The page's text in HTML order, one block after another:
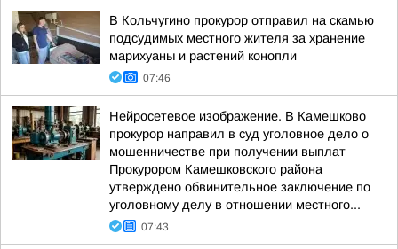
В Кольчугино прокурор отправил на скамью
подсудимых местного жителя за хранение
марихуаны и растений конопли
07:46
Нейросетевое изображение. В Камешково
прокурор направил в суд уголовное дело о
мошенничестве при получении выплат
Прокурором Камешковского района
утверждено обвинительное заключение по
уголовному делу в отношении местного...
07:43